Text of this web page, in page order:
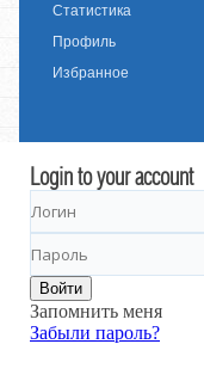
Статистика
Профиль
Избранное
Login to your account
Войти
Запомнить меня
Забыли пароль?